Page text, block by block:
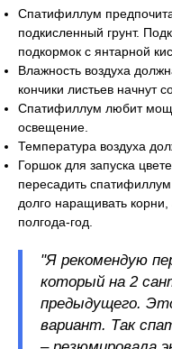
Спатифиллум
подкисленный грунт.
подкормок с янтарной
Влажность воздуха
кончики листьев начнут
Спатифиллум любит
освещение.
Температура воздуха
Горшок для запуска
пересадить
долго наращивать
полгода-год.
"Я рекомендую
который на 2
предыдущего.
вариант. Так